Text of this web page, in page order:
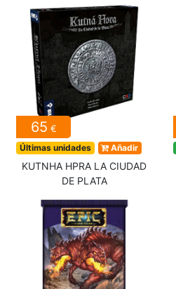
65 €
Últimas unidades Añadir
KUTNHA HPRA LA CIUDAD
DE PLATA